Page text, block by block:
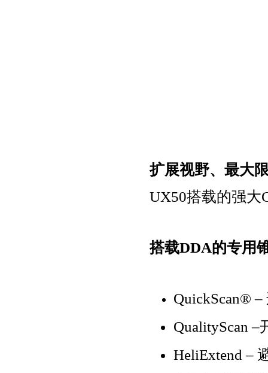
扩展视野、最大
UX50搭载的强大
搭载DDA的专用
QuickScan®–
QualityScan–
HeliExtend–